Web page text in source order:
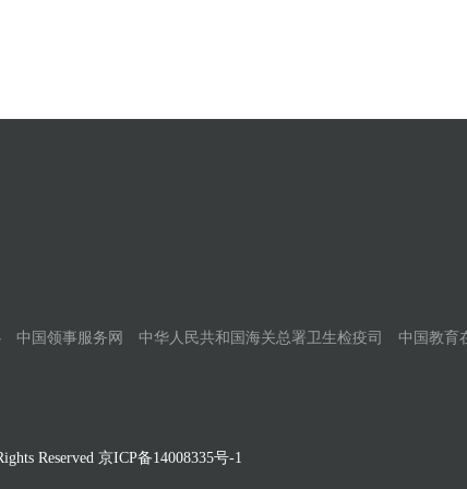
中国领事服务网 中华人民共和国海关总署卫生检疫司 中国教育
Reserved 京ICP备14008335号-1